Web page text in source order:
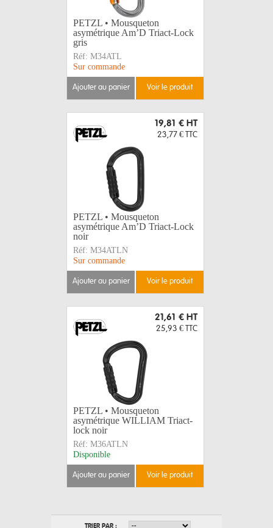
PETZL • Mousqueton
asymétrique Am’D Triact-Lock
gris
Réf: M34ATL
Sur commande
ajouter au panier voir le produit
19,81 € HT
23,77 € TTC
PETZL • Mousqueton
asymétrique Am’D Triact-Lock
noir
Réf: M34ATLN
Sur commande
ajouter au panier voir le produit
21,61 € HT
25,93 € TTC
PETZL • Mousqueton
asymétrique WILLIAM Triact-
lock noir
Réf: M36ATLN
Disponible
ajouter au panier voir le produit
TRIER PAR :